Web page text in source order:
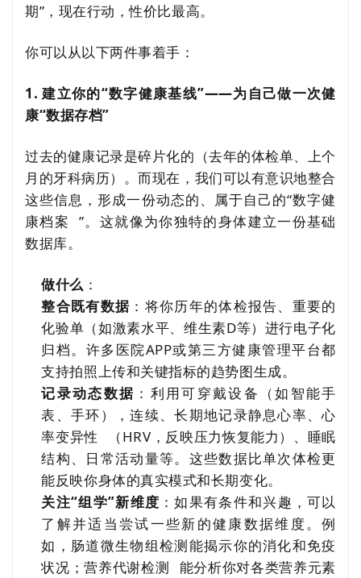
期”，现在行动，性价比最高。
你可以从以下两件事着手：
1. 建立你的“数字健康基线”——为自己做一次健
康“数据存档”
过去的健康记录是碎片化的（去年的体检单、上个
月的牙科病历）。而现在，我们可以有意识地整合
这些信息，形成一份动态的、属于自己的“数字健
康档案
”。这就像为你独特的身体建立一份基础
数据库。
做什么 ：
整合既有数据 ：将你历年的体检报告、重要的
化验单（如激素水平、维生素D等）进行电子化
归档。许多医院APP或第三方健康管理平台都
支持拍照上传和关键指标的趋势图生成。
记录动态数据 ：利用可穿戴设备（如智能手
表、手环），连续、长期地记录静息心率、心
率变异性
（HRV，反映压力恢复能力）、睡眠
结构、日常活动量等。这些数据比单次体检更
能反映你身体的真实模式和长期变化。
关注“组学”新维度 ：如果有条件和兴趣，可以
了解并适当尝试一些新的健康数据维度。例
如，肠道微生物组检测能揭示你的消化和免疫
状况；营养代谢检测 能分析你对各类营养元素